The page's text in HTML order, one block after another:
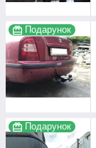
Подарунок
Подарунок